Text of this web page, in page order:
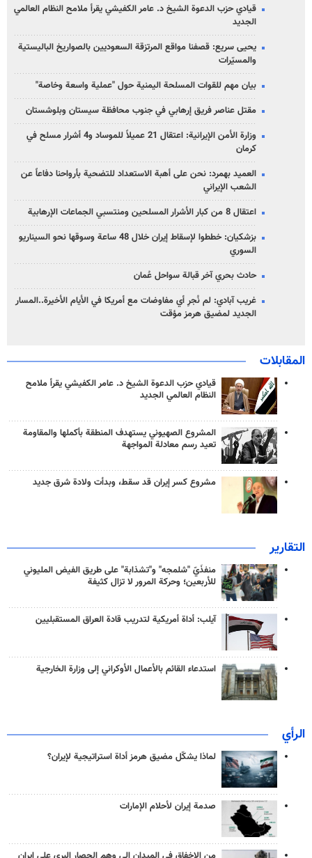
قيادي حزب الدعوة الشيخ د. عامر الكفيشي يقرأ ملامح النظام العالمي
الجديد
يحيى سريع: قصفنا مواقع المرتزقة السعوديين بالصواريخ الباليستية
والمسيّرات
بيان مهم للقوات المسلحة اليمنية حول "عملية واسعة وخاصة"
مقتل عناصر فريق إرهابي في جنوب محافظة سيستان وبلوشستان
وزارة الأمن الإيرانية: اعتقال 21 عميلاً للموساد و4 أشرار مسلح في
كرمان
العميد بهمرد: نحن على أهبة الاستعداد للتضحية بأرواحنا دفاعاً عن
الشعب الإيراني
اعتقال 8 من كبار الأشرار المسلحين ومنتسبي الجماعات الإرهابية
بزشكيان: خططوا لإسقاط إيران خلال 48 ساعة وسوقها نحو السيناريو
السوري
حادث بحري آخر قبالة سواحل عُمان
غريب آبادي: لم نُجرِ أي مفاوضات مع أمريكا في الأيام الأخيرة..المسار
الجديد لمضيق هرمز مؤقت
المقابلات
قيادي حزب الدعوة الشيخ د. عامر الكفيشي يقرأ ملامح
النظام العالمي الجديد
المشروع الصهيوني يستهدف المنطقة بأكملها والمقاومة
تعيد رسم معادلة المواجهة
مشروع كسر إيران قد سقط، وبدأت ولادة شرق جديد
التقارير
منفذَيّ "شلمجه" و"تشذابة" على طريق الفيض المليوني
للأربعين؛ وحركة المرور لا تزال كثيفة
آيلب: أداة أمريكية لتدريب قادة العراق المستقبليين
استدعاء القائم بالأعمال الأوكراني إلى وزارة الخارجية
الرأي
لماذا يشكّل مضيق هرمز أداة استراتيجية لإيران؟
صدمة إيران لأحلام الإمارات